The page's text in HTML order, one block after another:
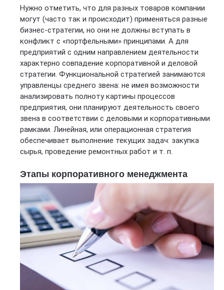
Нужно отметить, что для разных товаров компании
могут (часто так и происходит) применяться разные
бизнес-стратегии, но они не должны вступать в
конфликт с «портфельными» принципами. А для
предприятий с одним направлением деятельности
характерно совпадение корпоративной и деловой
стратегии. Функциональной стратегией занимаются
управленцы среднего звена: не имея возможности
анализировать полноту картины процессов
предприятия, они планируют деятельность своего
звена в соответствии с деловыми и корпоративными
рамками. Линейная, или операционная стратегия
обеспечивает выполнение текущих задач: закупка
сырья, проведение ремонтных работ и т. п.
Этапы корпоративного менеджмента